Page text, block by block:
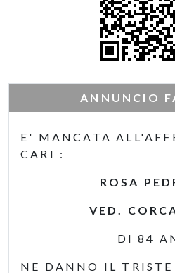
ANNUNCIO
E' MANCATA
CARI :
ROSA
VED.
DI 84
NE DANNO IL